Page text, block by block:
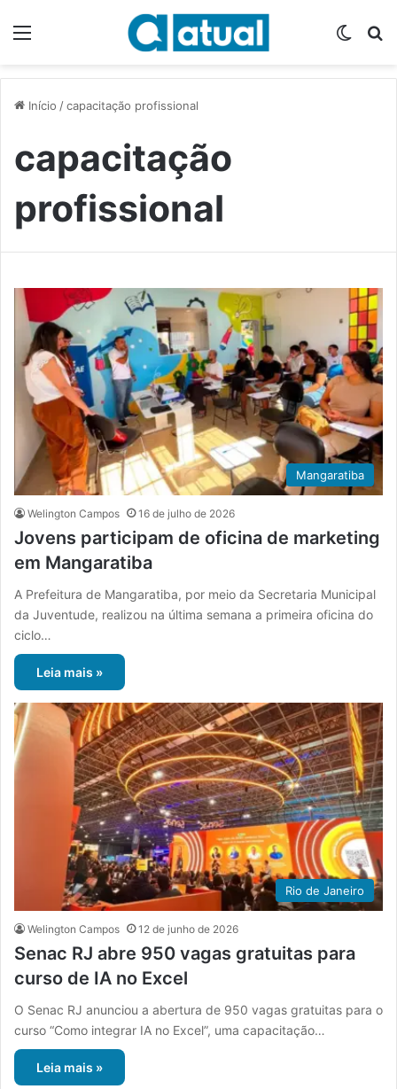
Início /capacitação profissional
capacitação
profissional
Mangaratiba
Welington Campos 16 de julho de 2026
Jovens participam de oficina de marketing
em Mangaratiba
A Prefeitura de Mangaratiba, por meio da Secretaria Municipal
da Juventude, realizou na última semana a primeira oficina do
ciclo…
Leia mais »
Rio de Janeiro
Welington Campos 12 de junho de 2026
Senac RJ abre 950 vagas gratuitas para
curso de IA no Excel
O Senac RJ anunciou a abertura de 950 vagas gratuitas para o
curso “Como integrar IA no Excel”, uma capacitação…
Leia mais »